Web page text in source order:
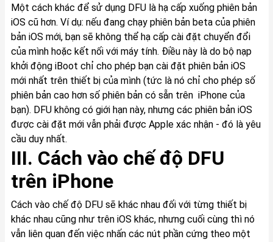
Một cách khác để sử dụng DFU là hạ cấp xuống phiên bản
iOS cũ hơn. Ví dụ: nếu đang chạy phiên bản beta của phiên
bản iOS mới, bạn sẽ không thể hạ cấp cài đặt chuyển đổi
của mình hoặc kết nối với máy tính. Điều này là do bộ nạp
khởi động iBoot chỉ cho phép bạn cài đặt phiên bản iOS
mới nhất trên thiết bị của mình (tức là nó chỉ cho phép số
phiên bản cao hơn số phiên bản có sẵn trên iPhone của
bạn). DFU không có giới hạn này, nhưng các phiên bản iOS
được cài đặt mới vẫn phải được Apple xác nhận - đó là yêu
cầu duy nhất.
III. Cách vào chế độ DFU
trên iPhone
Cách vào chế độ DFU sẽ khác nhau đối với từng thiết bị
khác nhau cũng như trên iOS khác, nhưng cuối cùng thì nó
vẫn liên quan đến việc nhấn các nút phần cứng theo một